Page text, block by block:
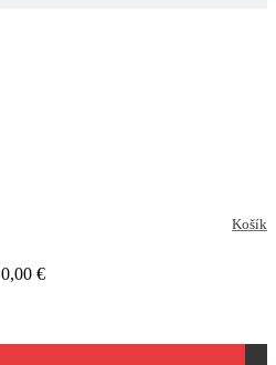
Košík
0,00 €